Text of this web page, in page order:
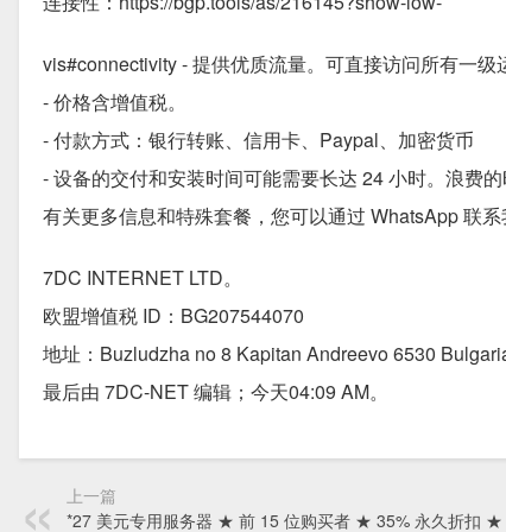
vis#connectivity - 提供优质流量。可直接访问所有一
- 价格含增值税。
- 付款方式：银行转账、信用卡、Paypal、加密货币
- 设备的交付和安装时间可能需要长达 24 小时。浪费的
有关更多信息和特殊套餐，您可以通过 WhatsApp 联系
7DC INTERNET LTD。
欧盟增值税 ID：BG207544070
地址：Buzludzha no 8 Kapitan Andreevo 6530
最后由 7DC-NET 编辑；今天04:09 AM。
上一篇
*27 美元专用服务器 ★ 前 15 位购买者 ★ 35% 永久折扣 ★